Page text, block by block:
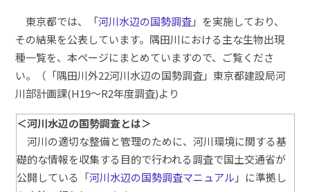
東京都では、「河川水辺の国勢調査」を実施しており、
その結果を公表しています。隅田川における主な生物出現
種一覧を、本ページにまとめていますので、ご覧くださ
い。（「隅田川外22河川水辺の国勢調査」東京都建設局河
川部計画課(H19～R2年度調査)より
＜河川水辺の国勢調査とは＞
河川の適切な整備と管理のために、河川環境に関する基
礎的な情報を収集する目的で行われる調査で国土交通省が
公開している「河川水辺の国勢調査マニュアル 」に準拠し